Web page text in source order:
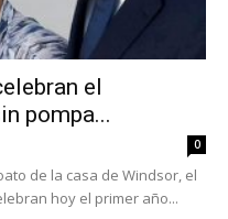
el
pompa...
0
de la casa de Windsor, el
hoy el primer año...